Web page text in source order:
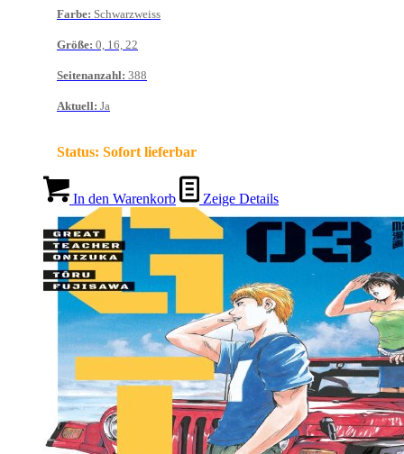
Farbe: Schwarzweiss
Größe: 0, 16, 22
Seitenanzahl: 388
Aktuell: Ja
Status: Sofort lieferbar
In den Warenkorb Zeige Details